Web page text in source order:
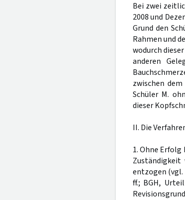
Bei zwei
2008 und
Grund den
Rahmen und
wodurch
anderen
zwischen
Schüler M.
dieser
II. Die
1. Ohne
entzogen (vgl.
ff.; BGH,